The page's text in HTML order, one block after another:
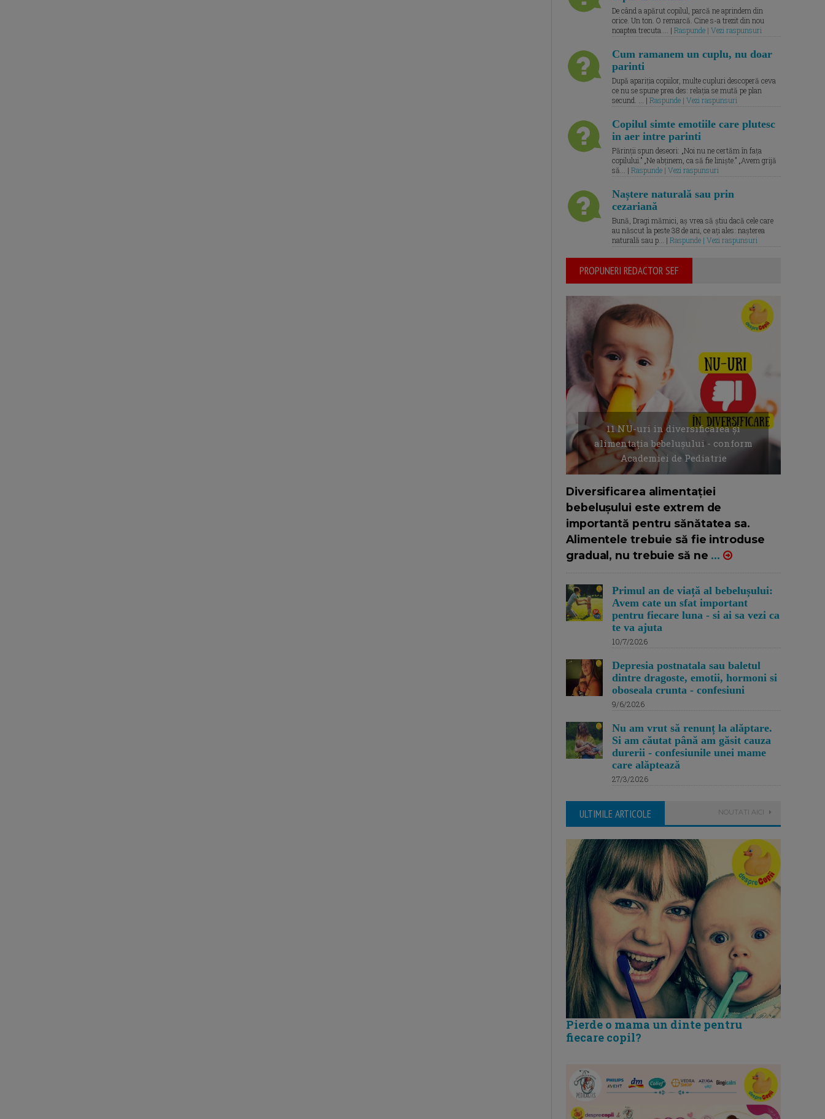
De când a apărut copilul, parcă ne aprindem din
orice. Un ton. O remarcă. Cine s-a trezit din nou
noaptea trecuta.... | Raspunde | Vezi raspunsuri
Cum ramanem un cuplu, nu doar
parinti
După apariția copiilor, multe cupluri descoperă ceva
ce nu se spune prea des: relația se mută pe plan
secund. ... | Raspunde | Vezi raspunsuri
Copilul simte emotiile care plutesc
in aer intre parinti
Părinții spun deseori: „Noi nu ne certăm în fața
copilului.” „Ne abținem, ca să fie liniște.” „Avem grijă
să... | Raspunde | Vezi raspunsuri
Naștere naturală sau prin
cezariană
Bună, Dragi mămici, aș vrea să știu dacă cele care
au născut la peste 38 de ani, ce ați ales: nașterea
naturală sau p... | Raspunde | Vezi raspunsuri
PROPUNERI REDACTOR SEF
11 NU-uri in diversificarea și
alimentația bebelușului - conform
Academiei de Pediatrie
Diversificarea alimentației
bebelușului este extrem de
importantă pentru sănătatea sa.
Alimentele trebuie să fie introduse
gradual, nu trebuie să ne ...
Primul an de viață al bebelușului:
Avem cate un sfat important
pentru fiecare luna - si ai sa vezi ca
te va ajuta
10/7/2026
Depresia postnatala sau baletul
dintre dragoste, emotii, hormoni si
oboseala crunta - confesiuni
9/6/2026
Nu am vrut să renunț la alăptare.
Si am căutat până am găsit cauza
durerii - confesiunile unei mame
care alăptează
27/3/2026
ULTIMILE ARTICOLE NOUTATI AICI
Pierde o mama un dinte pentru
fiecare copil?